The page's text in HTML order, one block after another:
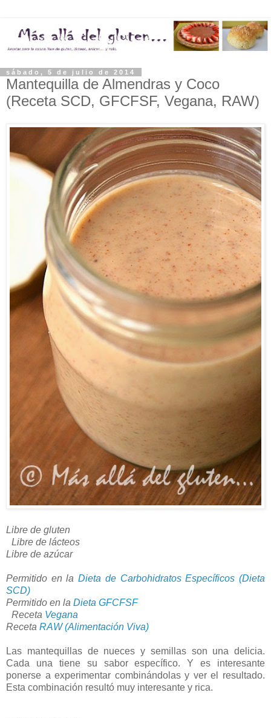
sábado, 5 de julio de 2014
Mantequilla de Almendras y Coco
(Receta SCD, GFCFSF, Vegana, RAW)
Libre de gluten
Libre de lácteos
Libre de azúcar
Permitido en laDieta de Carbohidratos Específicos (Dieta
SCD)
Permitido en la Dieta GFCFSF
Receta Vegana
Receta RAW (Alimentación Viva)
Las mantequillas de nueces y semillas son una delicia.
Cada una tiene su sabor específico. Y es interesante
ponerse a experimentar combinándolas y ver el resultado.
Esta combinación resultó muy interesante y rica.